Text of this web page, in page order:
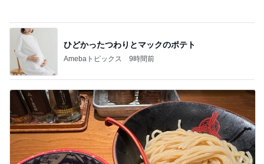
ひどかったつわりとマックのポテト
Amebaトピックス 9時間前